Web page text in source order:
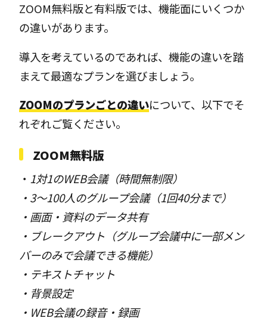
ZOOM無料版と有料版では、機能面にいくつか
の違いがあります。
導入を考えているのであれば、機能の違いを踏
まえて最適なプランを選びましょう。
ZOOMのプランごとの違いについて、以下でそ
れぞれご覧ください。
ZOOM無料版
・ 1対1のWEB会議（時間無制限）
・3〜100人のグループ会議（1回40分まで）
・画面・資料のデータ共有
・ブレークアウト（グループ会議中に一部メン
バーのみで会議できる機能）
・テキストチャット
・背景設定
・WEB会議の録音・録画